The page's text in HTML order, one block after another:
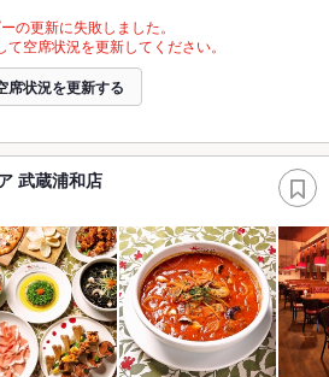
の更新に失敗しました。
空席状況を更新してください。
席状況を更新する
武蔵浦和店